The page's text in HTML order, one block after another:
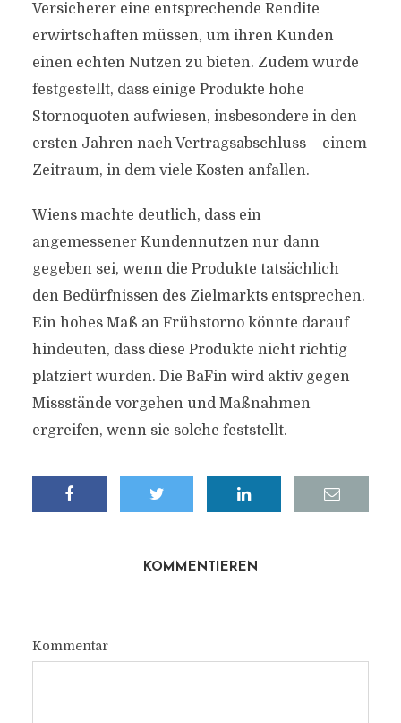
Versicherer eine entsprechende Rendite
erwirtschaften müssen, um ihren Kunden
einen echten Nutzen zu bieten. Zudem wurde
festgestellt, dass einige Produkte hohe
Stornoquoten aufwiesen, insbesondere in den
ersten Jahren nach Vertragsabschluss – einem
Zeitraum, in dem viele Kosten anfallen.
Wiens machte deutlich, dass ein
angemessener Kundennutzen nur dann
gegeben sei, wenn die Produkte tatsächlich
den Bedürfnissen des Zielmarkts entsprechen.
Ein hohes Maß an Frühstorno könnte darauf
hindeuten, dass diese Produkte nicht richtig
platziert wurden. Die BaFin wird aktiv gegen
Missstände vorgehen und Maßnahmen
ergreifen, wenn sie solche feststellt.
KOMMENTIEREN
Kommentar